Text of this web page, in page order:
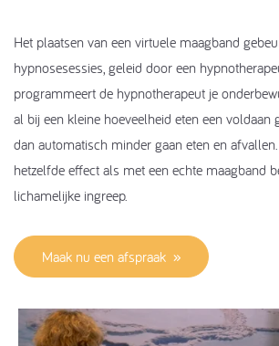
Het plaatsen van een virtuele maagband
hypnosesessies, geleid door een
programmeert de hypnotherapeut je
al bij een kleine hoeveelheid eten een voldaan
dan automatisch minder gaan eten en
hetzelfde effect als met een echte maagband
lichamelijke ingreep.
Maak nu een afspraak